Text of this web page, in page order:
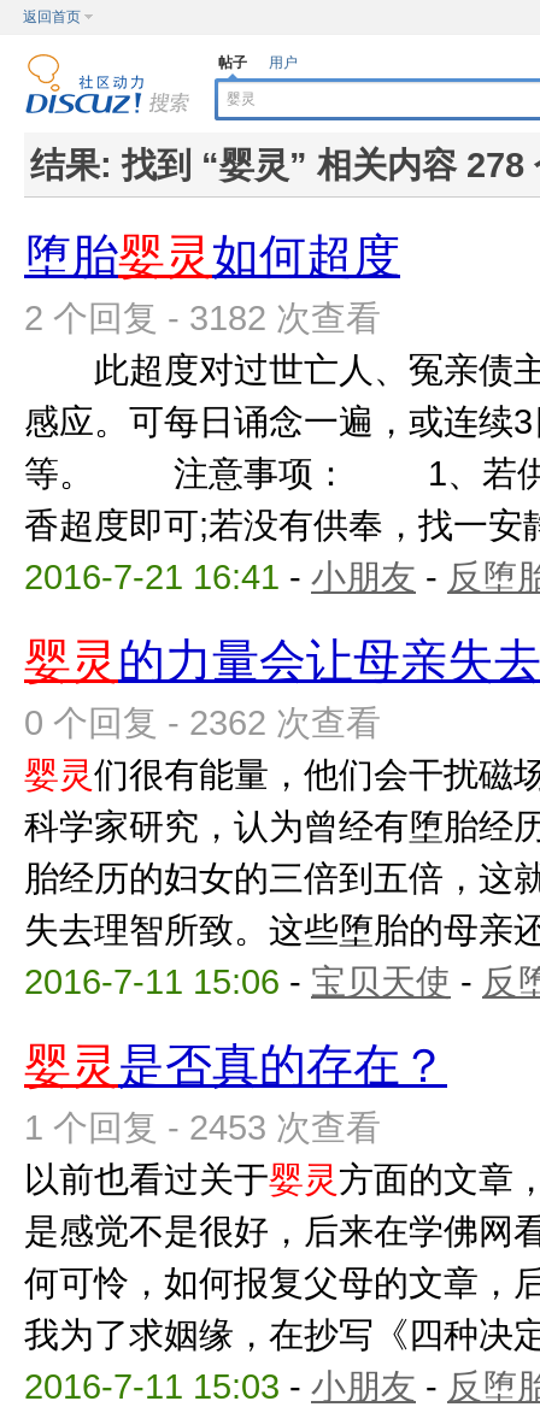
返回首页
帖子 用户
结果:找到 “婴灵” 相关内容 278
堕胎婴灵如何超度
2 个回复 - 3182 次查看
此超度对过世亡人、冤亲债
感应。可每日诵念一遍，或连续
等。 注意事项： 1、若供
香超度即可;若没有供奉，找一安
2016-7-21 16:41 - 小朋友 - 反堕
婴灵 的力量会让母亲失
0 个回复 - 2362 次查看
婴灵们很有能量，他们会干扰磁
科学家研究，认为曾经有堕胎经
胎经历的妇女的三倍到五倍，这
失去理智所致。这些堕胎的母亲
2016-7-11 15:06 - 宝贝天使 - 反
婴灵 是否真的存在？
1 个回复 - 2453 次查看
以前也看过关于婴灵方面的文章
是感觉不是很好，后来在学佛网
何可怜，如何报复父母的文章，
我为了求姻缘，在抄写《四种决
2016-7-11 15:03 - 小朋友 - 反堕